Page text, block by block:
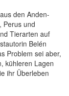
den Anden-
Perus und
Tierarten auf
Belén
Problem sei aber,
kühleren Lagen
ihr Überleben